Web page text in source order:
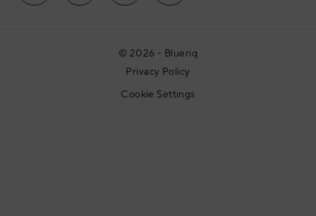
© 2026 - Blueriq
Privacy Policy
Cookie Settings